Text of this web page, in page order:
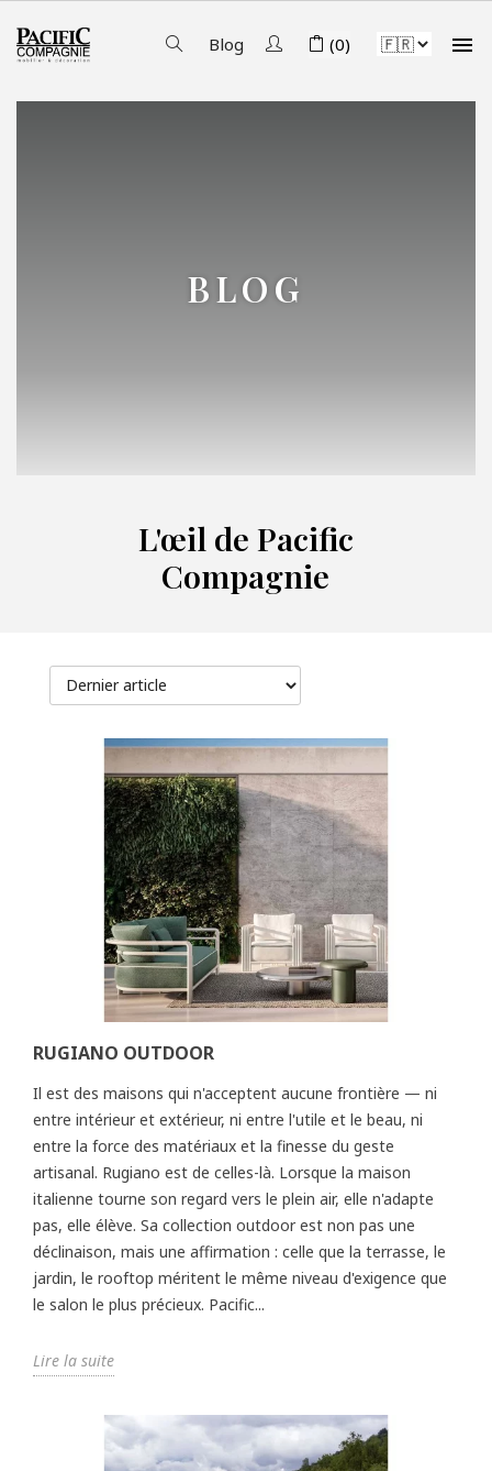
Blog (0) 
BLOG
L'œil de Pacific
Compagnie
RUGIANO OUTDOOR
Il est des maisons qui n'acceptent aucune frontière — ni
entre intérieur et extérieur, ni entre l'utile et le beau, ni
entre la force des matériaux et la finesse du geste
artisanal. Rugiano est de celles-là. Lorsque la maison
italienne tourne son regard vers le plein air, elle n'adapte
pas, elle élève. Sa collection outdoor est non pas une
déclinaison, mais une affirmation : celle que la terrasse, le
jardin, le rooftop méritent le même niveau d'exigence que
le salon le plus précieux. Pacific...
Lire la suite